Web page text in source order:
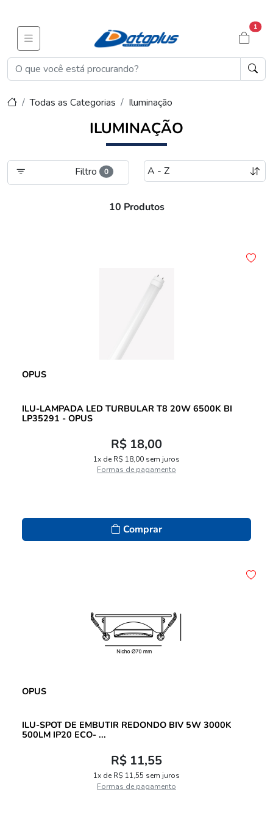
1
Todas as Categorias Iluminação
ILUMINAÇÃO
Filtro 0
10 Produtos
OPUS
ILU-LAMPADA LED TURBULAR T8 20W 6500K BI
LP35291 - OPUS
R$ 18,00
1x de R$ 18,00 sem juros
Formas de pagamento
Comprar
OPUS
ILU-SPOT DE EMBUTIR REDONDO BIV 5W 3000K
500LM IP20 ECO- ...
R$ 11,55
1x de R$ 11,55 sem juros
Formas de pagamento